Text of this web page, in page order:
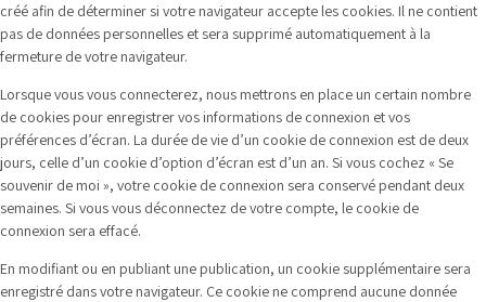
créé afin de déterminer si votre navigateur accepte les cookies. Il ne contient
pas de données personnelles et sera supprimé automatiquement à la
fermeture de votre navigateur.
Lorsque vous vous connecterez, nous mettrons en place un certain nombre
de cookies pour enregistrer vos informations de connexion et vos
préférences d’écran. La durée de vie d’un cookie de connexion est de deux
jours, celle d’un cookie d’option d’écran est d’un an. Si vous cochez « Se
souvenir de moi », votre cookie de connexion sera conservé pendant deux
semaines. Si vous vous déconnectez de votre compte, le cookie de
connexion sera effacé.
En modifiant ou en publiant une publication, un cookie supplémentaire sera
enregistré dans votre navigateur. Ce cookie ne comprend aucune donnée